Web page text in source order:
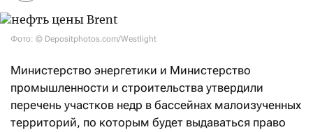
Фото: © Depositphotos.com/Westlight
Министерство энергетики и Министерство
промышленности и строительства утвердили
перечень участков недр в бассейнах малоизученных
территорий, по которым будет выдаваться право